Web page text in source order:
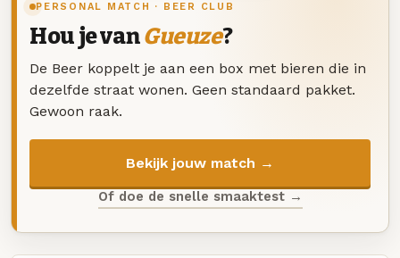
PERSONAL MATCH · BEER CLUB
Hou je vanGueuze?
De Beer koppelt je aan een box met bieren die in
dezelfde straat wonen. Geen standaard pakket.
Gewoon raak.
Bekijk jouw match →
Of doe de snelle smaaktest →